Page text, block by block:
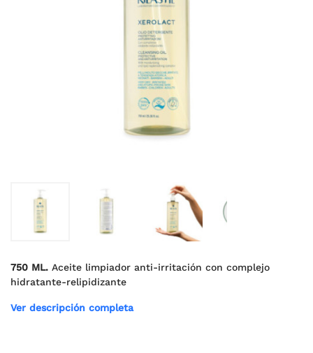
750 ML. Aceite limpiador anti-irritación con complejo
hidratante-relipidizante
Ver descripción completa